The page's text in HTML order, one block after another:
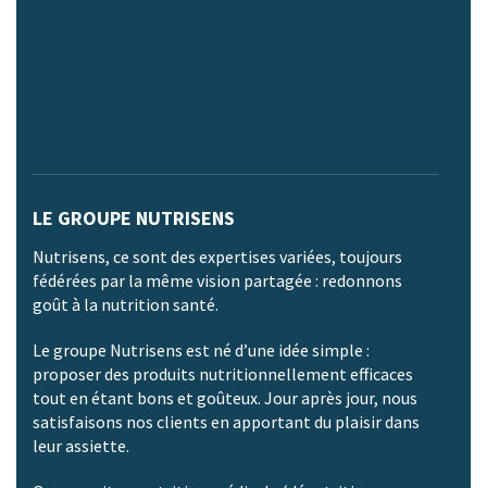
LE GROUPE NUTRISENS
Nutrisens, ce sont des expertises variées, toujours
fédérées par la même vision partagée : redonnons
goût à la nutrition santé.
Le groupe Nutrisens est né d’une idée simple :
proposer des produits nutritionnellement efficaces
tout en étant bons et goûteux. Jour après jour, nous
satisfaisons nos clients en apportant du plaisir dans
leur assiette.